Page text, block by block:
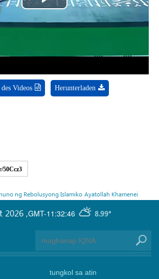
Play
Video
Videos Herunterladen
50Ccz3
ng Rebolusyong Islamiko Ayatollah Khamenei
GMT-11:32:46 8.99°
2026 ,
tungkol sa atin